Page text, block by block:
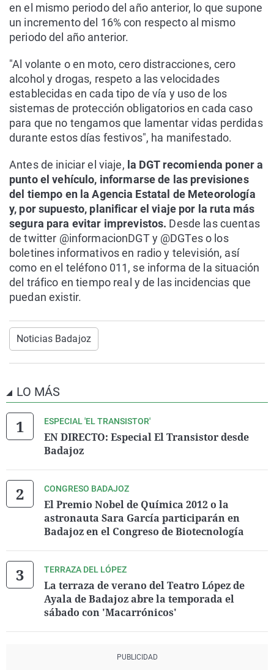
en el mismo periodo del año anterior, lo que supone
un incremento del 16% con respecto al mismo
periodo del año anterior.
"Al volante o en moto, cero distracciones, cero
alcohol y drogas, respeto a las velocidades
establecidas en cada tipo de vía y uso de los
sistemas de protección obligatorios en cada caso
para que no tengamos que lamentar vidas perdidas
durante estos días festivos", ha manifestado.
Antes de iniciar el viaje, la DGT recomienda poner a
punto el vehículo, informarse de las previsiones
del tiempo en la Agencia Estatal de Meteorología
y, por supuesto, planificar el viaje por la ruta más
segura para evitar imprevistos. Desde las cuentas
de twitter @informacionDGT y @DGTes o los
boletines informativos en radio y televisión, así
como en el teléfono 011, se informa de la situación
del tráfico en tiempo real y de las incidencias que
puedan existir.
Noticias Badajoz
LO MÁS
ESPECIAL 'EL TRANSISTOR'
EN DIRECTO: Especial El Transistor desde
Badajoz
CONGRESO BADAJOZ
El Premio Nobel de Química 2012 o la
astronauta Sara García participarán en
Badajoz en el Congreso de Biotecnología
TERRAZA DEL LÓPEZ
La terraza de verano del Teatro López de
Ayala de Badajoz abre la temporada el
sábado con 'Macarrónicos'